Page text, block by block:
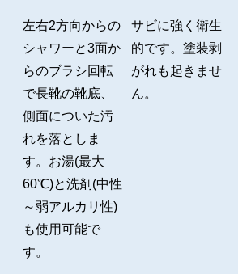
左右2方向からの
シャワーと3面か
らのブラシ回転
で長靴の靴底、
側面についた汚
れを落としま
す。お湯(最大
60℃)と洗剤(中性
～弱アルカリ性)
も使用可能で
す。
サビに強く衛生
的です。塗装剥
がれも起きませ
ん。